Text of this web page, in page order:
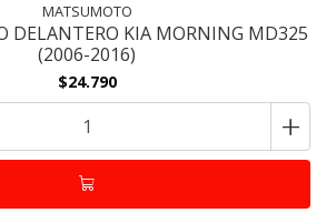
MATSUMOTO
DELANTERO KIA MORNING MD325
(2006-2016)
$24.790
+